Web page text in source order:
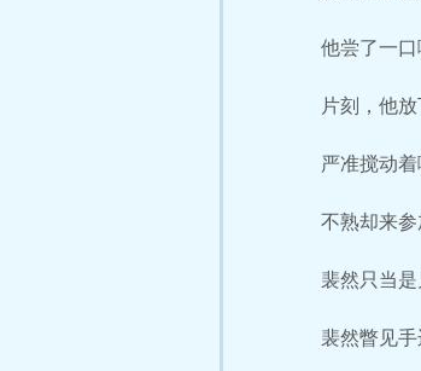
他尝了一口
片刻，他
严准搅动
不熟却来参
裴然只当
裴然瞥见